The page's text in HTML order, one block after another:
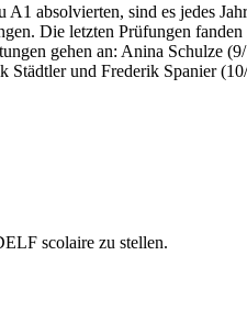
absolvierten, sind es jedes
Die letzten Prüfungen
gehen an: Anina Schulze
und Frederik Spanier
scolaire zu stellen.